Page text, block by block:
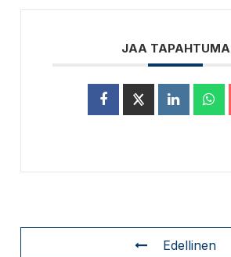
JAA TAPAHTUMA
Edellinen